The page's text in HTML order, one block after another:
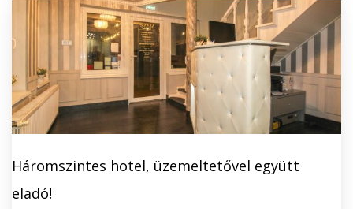
Háromszintes hotel, üzemeltetővel együtt
eladó!